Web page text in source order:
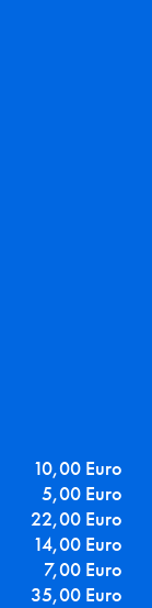
10,00 Euro
5,00 Euro
22,00 Euro
14,00 Euro
7,00 Euro
35,00 Euro